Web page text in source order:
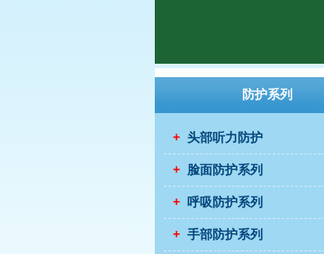
防护系列
+ 头部听力防护
+ 脸面防护系列
+ 呼吸防护系列
+ 手部防护系列